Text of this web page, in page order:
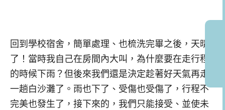
回到學校宿舍，簡單處理、也梳洗完畢之後，天晴
了！當時我自己在房間內大叫，為什麼要在走行程
的時候下雨？但後來我們還是決定趁著好天氣再走
一趟白沙灘了。雨也下了、受傷也受傷了，行程不
完美也發生了，接下來的，我們只能接受、並使未